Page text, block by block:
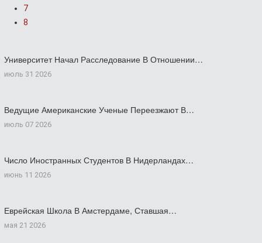
7
8
Университет Начал Расследование В Отношении…
июль 31 2026
Ведущие Американские Ученые Переезжают В…
июль 07 2026
Число Иностранных Студентов В Нидерландах…
июнь 11 2026
Еврейская Школа В Амстердаме, Ставшая…
мая 21 2026